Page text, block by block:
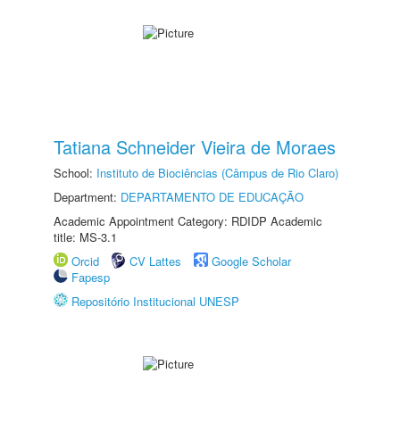
Tatiana Schneider Vieira de Moraes
School: Instituto de Biociências (Câmpus de Rio Claro)
Department: DEPARTAMENTO DE EDUCAÇÃO
Academic Appointment Category: RDIDP Academic
title: MS-3.1
Orcid
CV Lattes
Google Scholar
Fapesp
Repositório Institucional UNESP